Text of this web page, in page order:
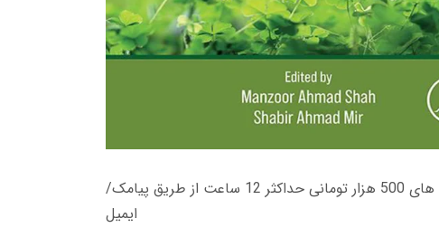
زمان تحویل کتاب های 600 هزار تومانی دانلود فوری از حساب کاربری می باشد، و زمان تحویل لینک دانلود کتاب های 500 هزار تومانی حداکثر 12 ساعت از طریق پیامک/
ایمیل